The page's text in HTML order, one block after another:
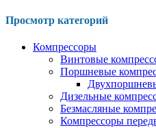
Просмотр категорий
Компрессоры
Винтовые
Поршневые
Дизельные
Безмасляные
Компрессоры